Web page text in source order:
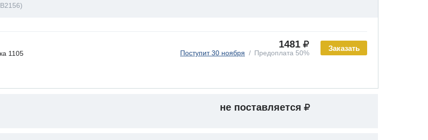
Заказать
1105
1481
Поступит 30 ноября Предоплата 50%
не поставляется